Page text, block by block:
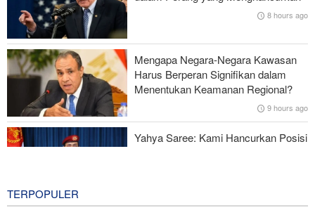
Ketidakstabilan Harga BBM di AS
Serangan Iran Sebabkan Lebih dari 700 Tentara AS Geger Otak
Gagal dalam Perang dengan Iran, Dua Pejabat Senior Mossad
Dipecat
8 hours ago
Mengapa Negara-Negara Kawasan
Harus Berperan Signifikan dalam
Menentukan Keamanan Regional?
9 hours ago
Yahya Saree: Kami Hancurkan Posisi
TERPOPULER